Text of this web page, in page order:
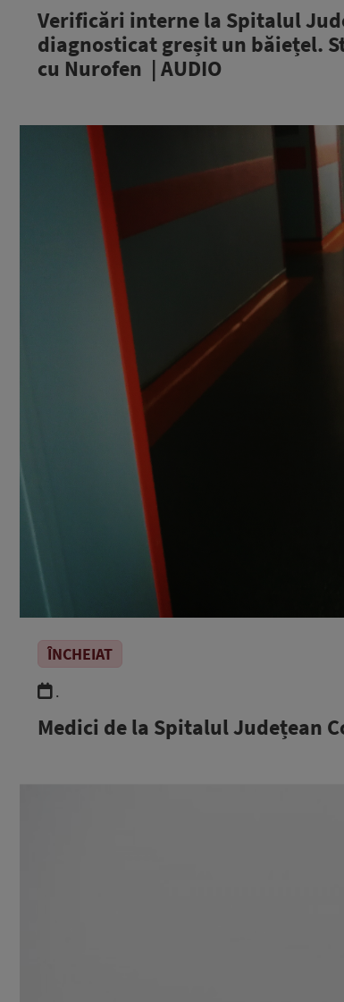
Verificări interne la Spitalul
diagnosticat greșit un băiețel.
cu Nurofen | AUDIO
ÎNCHEIAT
.
Medici de la Spitalul Județean